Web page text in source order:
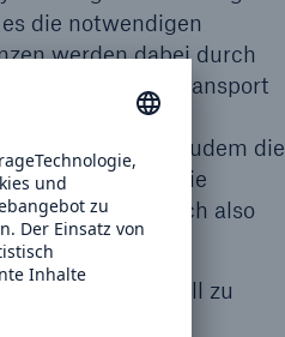
die notwendigen
werden dabei durch
Für den Transport
sowie die
ist zudem die
da nur so die
– letztlich also
sie planvoll zu